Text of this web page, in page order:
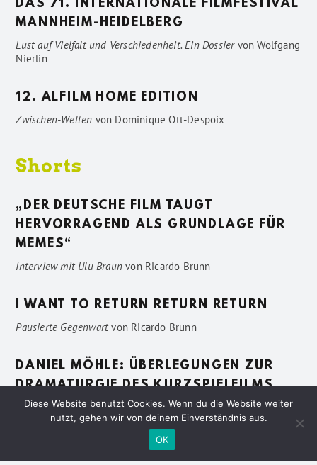
DAS 71. INTERNATIONALE FILMFESTIVAL
MANNHEIM-HEIDELBERG
Lust auf Vielfalt und Verschiedenheit. Ein DossiervonWolfgang
Nierlin
12. ALFILM HOME EDITION
Zwischen-Welten von Dominique Ott-Despoix
Shorts
„DER DEUTSCHE FILM TAUGT
HERVORRAGEND ALS GRUNDLAGE FÜR
MEMES“
Interview mit Ulu Braun von Ricardo Brunn
I WANT TO RETURN RETURN RETURN
Pausierte Gegenwartvon Ricardo Brunn
DANIEL MÖHLE: ÜBERLEGUNGEN ZUR
DRAMATURGIE DES KURZSPIELFILMS
Vage BeschreibungenvonSven Pötting
Diese Website benutzt Cookies. Wenn du die Website weiter
nutzt, gehen wir von deinem Einverständnis aus.
OK